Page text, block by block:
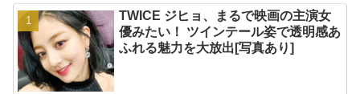
TWICE ジヒョ、まるで映画の主演女
優みたい！ ツインテール姿で透明感あ
ふれる魅力を大放出[写真あり]